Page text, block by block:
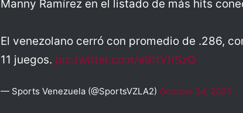
Manny Ramírez en el listado de más hits
El venezolano cerró con promedio de .286,
11 juegos. pic.twitter.com/e9ftVfiSzQ
— Sports Venezuela (@SportsVZLA2) October 24, 2023